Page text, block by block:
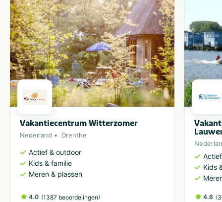
Vakantiecentrum Witterzomer
Nederland Drenthe
Actief & outdoor
Kids & familie
Meren & plassen
4.0 (1387 beoordelingen)
Kids
4.6 (